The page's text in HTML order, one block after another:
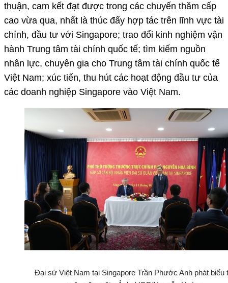
thuận, cam kết đạt được trong các chuyến thăm cấp
cao vừa qua, nhất là thúc đẩy hợp tác trên lĩnh vực tài
chính, đầu tư với Singapore; trao đổi kinh nghiệm vận
hành Trung tâm tài chính quốc tế; tìm kiếm nguồn
nhân lực, chuyên gia cho Trung tâm tài chính quốc tế
Việt Nam; xúc tiến, thu hút các hoạt động đầu tư của
các doanh nghiệp Singapore vào Việt Nam.
Đại sứ Việt Nam tại Singapore Trần Phước Anh phát biểu